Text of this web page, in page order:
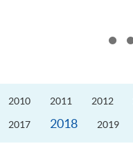
2010 2011 2012
2017 2018 2019